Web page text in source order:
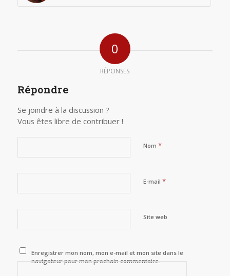
0
RÉPONSES
Répondre
Se joindre à la discussion ?
Vous êtes libre de contribuer !
Nom *
E-mail *
Site web
Enregistrer mon nom, mon e-mail et mon site dans le
navigateur pour mon prochain commentaire.